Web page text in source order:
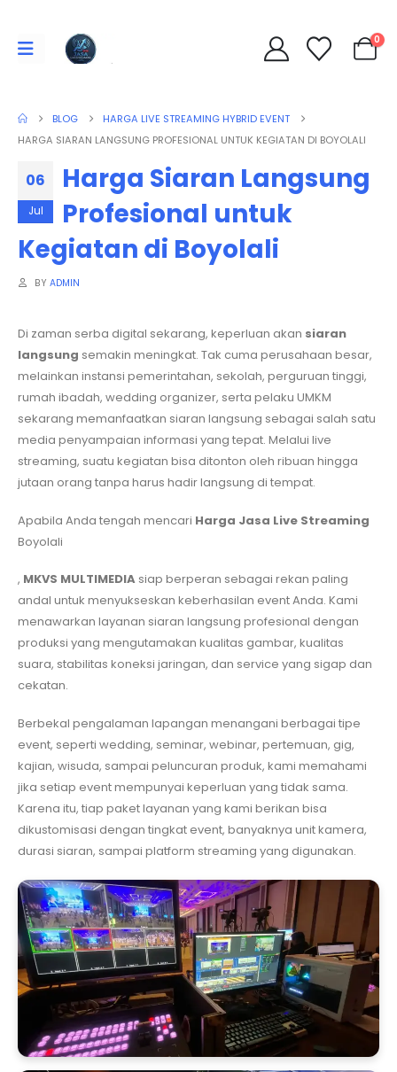
0
BLOG
HARGA LIVE STREAMING HYBRID EVENT
HARGA SIARAN LANGSUNG PROFESIONAL UNTUK KEGIATAN DI BOYOLALI
06
Jul
Harga Siaran Langsung
Profesional untuk
Kegiatan di Boyolali
BY ADMIN
Di zaman serba digital sekarang, keperluan akan siaran
langsung semakin meningkat. Tak cuma perusahaan besar,
melainkan instansi pemerintahan, sekolah, perguruan tinggi,
rumah ibadah, wedding organizer, serta pelaku UMKM
sekarang memanfaatkan siaran langsung sebagai salah satu
media penyampaian informasi yang tepat. Melalui live
streaming, suatu kegiatan bisa ditonton oleh ribuan hingga
jutaan orang tanpa harus hadir langsung di tempat.
Apabila Anda tengah mencari Harga Jasa Live Streaming
Boyolali
, MKVS MULTIMEDIA siap berperan sebagai rekan paling
andal untuk menyukseskan keberhasilan event Anda. Kami
menawarkan layanan siaran langsung profesional dengan
produksi yang mengutamakan kualitas gambar, kualitas
suara, stabilitas koneksi jaringan, dan service yang sigap dan
cekatan.
Berbekal pengalaman lapangan menangani berbagai tipe
event, seperti wedding, seminar, webinar, pertemuan, gig,
kajian, wisuda, sampai peluncuran produk, kami memahami
jika setiap event mempunyai keperluan yang tidak sama.
Karena itu, tiap paket layanan yang kami berikan bisa
dikustomisasi dengan tingkat event, banyaknya unit kamera,
durasi siaran, sampai platform streaming yang digunakan.